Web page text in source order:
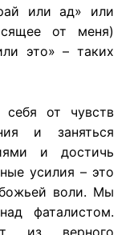
или ад» или
от меня)
это» – таких
себя от чувств
и заняться
и достичь
усилия – это
воли. Мы
фаталистом.
из верного